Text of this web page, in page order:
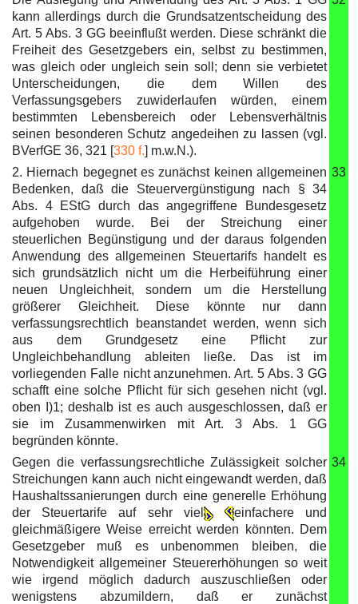
kann allerdings durch die Grundsatzentscheidung des
Art. 5 Abs. 3 GG beeinflußt werden. Diese schränkt die
Freiheit des Gesetzgebers ein, selbst zu bestimmen,
was gleich oder ungleich sein soll; denn sie verbietet
Unterscheidungen, die dem Willen des
Verfassungsgebers zuwiderlaufen würden, einem
bestimmten Lebensbereich oder Lebensverhältnis
seinen besonderen Schutz angedeihen zu lassen (vgl.
BVerfGE 36, 321 [330 f.] m.w.N.).
2. Hiernach begegnet es zunächst keinen allgemeinen
Bedenken, daß die Steuervergünstigung nach § 34
Abs. 4 EStG durch das angegriffene Bundesgesetz
aufgehoben wurde. Bei der Streichung einer
steuerlichen Begünstigung und der daraus folgenden
Anwendung des allgemeinen Steuertarifs handelt es
sich grundsätzlich nicht um die Herbeiführung einer
neuen Ungleichheit, sondern um die Herstellung
größerer Gleichheit. Diese könnte nur dann
verfassungsrechtlich beanstandet werden, wenn sich
aus dem Grundgesetz eine Pflicht zur
Ungleichbehandlung ableiten ließe. Das ist im
vorliegenden Falle nicht anzunehmen. Art. 5 Abs. 3 GG
schafft eine solche Pflicht für sich gesehen nicht (vgl.
oben I)1; deshalb ist es auch ausgeschlossen, daß er
sie im Zusammenwirken mit Art. 3 Abs. 1 GG
begründen könnte.
33
Gegen die verfassungsrechtliche Zulässigkeit solcher
Streichungen kann auch nicht eingewandt werden, daß
Haushaltssanierungen durch eine generelle Erhöhung
der Steuertarife auf sehr viel
einfachere und
gleichmäßigere Weise erreicht werden könnten. Dem
Gesetzgeber muß es unbenommen bleiben, die
Notwendigkeit allgemeiner Steuererhöhungen so weit
wie irgend möglich dadurch auszuschließen oder
wenigstens abzumildern, daß er zunächst
34